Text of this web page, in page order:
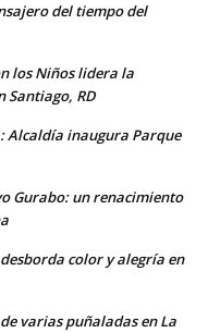
del tiempo del
los Niños lidera la
Santiago, RD
Alcaldía inaugura Parque
Gurabo: un renacimiento
color y alegría en
varias puñaladas en La